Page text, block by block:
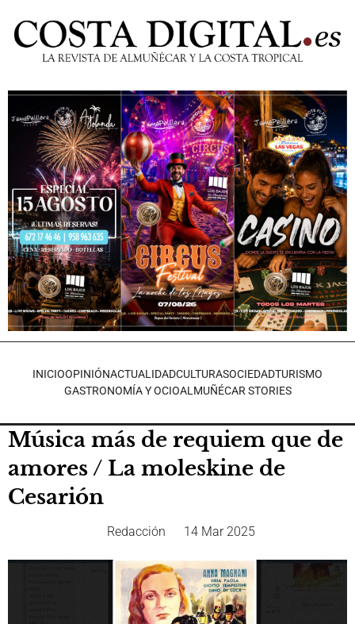
INICIOOPINIÓNACTUALIDADCULTURASOCIEDADTURISMO
GASTRONOMÍA Y OCIOALMUÑÉCAR STORIES
Música más de requiem que de
amores / La moleskine de
Cesarión
Redacción 14 Mar 2025